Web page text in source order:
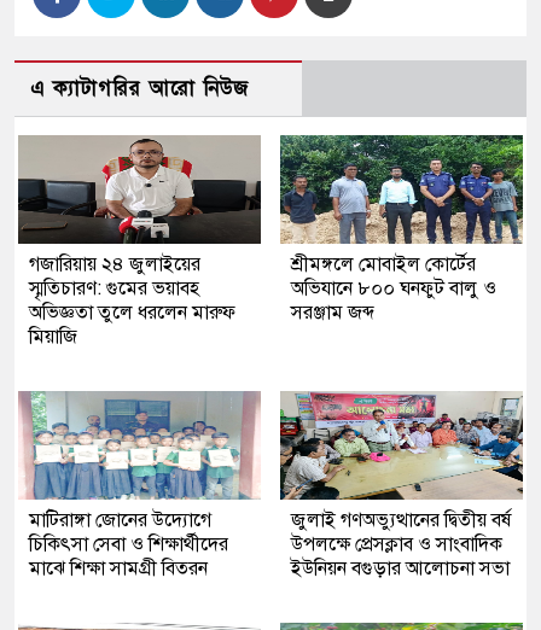
এ ক্যাটাগরির আরো নিউজ
গজারিয়ায় ২৪ জুলাইয়ের
স্মৃতিচারণ: গুমের ভয়াবহ
অভিজ্ঞতা তুলে ধরলেন মারুফ
মিয়াজি
শ্রীমঙ্গলে মোবাইল কোর্টের
অভিযানে ৮০০ ঘনফুট বালু ও
সরঞ্জাম জব্দ
মাটিরাঙ্গা জোনের উদ্যোগে
চিকিৎসা সেবা ও শিক্ষার্থীদের
মাঝে শিক্ষা সামগ্রী বিতরন
জুলাই গণঅভ্যুত্থানের দ্বিতীয় বর্ষ
উপলক্ষে প্রেসক্লাব ও সাংবাদিক
ইউনিয়ন বগুড়ার আলোচনা সভা